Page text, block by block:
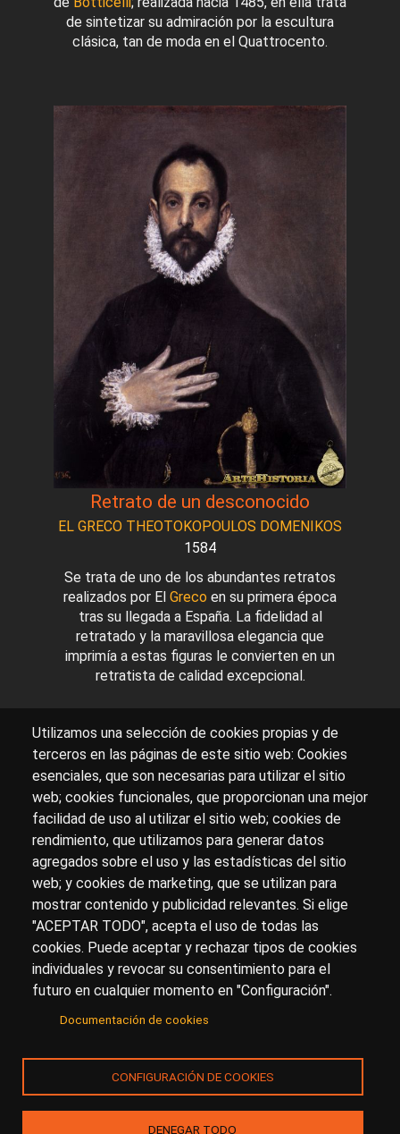
de sintetizar su admiración por la escultura
clásica, tan de moda en el Quattrocento.
Retrato de un desconocido
EL GRECO THEOTOKOPOULOS DOMENIKOS
1584
Se trata de uno de los abundantes retratos
realizados por El Greco en su primera época
tras su llegada a España. La fidelidad al
retratado y la maravillosa elegancia que
imprimía a estas figuras le convierten en un
retratista de calidad excepcional.
Sobre artehistoria.com
Para ponerte en contacto con nosotros, escríbenos en
el formulario decontacto
Accesibilidad
Aviso Legal Privacidad
Utilizamos una selección de cookies propias y de
terceros en las páginas de este sitio web: Cookies
esenciales, que son necesarias para utilizar el sitio
web; cookies funcionales, que proporcionan una mejor
facilidad de uso al utilizar el sitio web; cookies de
rendimiento, que utilizamos para generar datos
agregados sobre el uso y las estadísticas del sitio
web; y cookies de marketing, que se utilizan para
mostrar contenido y publicidad relevantes. Si elige
"ACEPTAR TODO", acepta el uso de todas las
cookies. Puede aceptar y rechazar tipos de cookies
individuales y revocar su consentimiento para el
futuro en cualquier momento en "Configuración".
Documentación de cookies
CONFIGURACIÓN DE COOKIES
DENEGAR TODO
© Copyright 2017.arteHistoria&Toools, S.Lo sus
licenciantes son los propietarios de todos los derechos
de propiedad intelectual e industrial de:
(a) este sitio web publicado bajo el dominio
(b) todo el material publicado en artehistoria.com
(incluyendo, sin limitación, textos, imágenes, fotografías,
dibujos, música, marcas o logotipos, estructura y diseño
de la composición de cada una de las páginas